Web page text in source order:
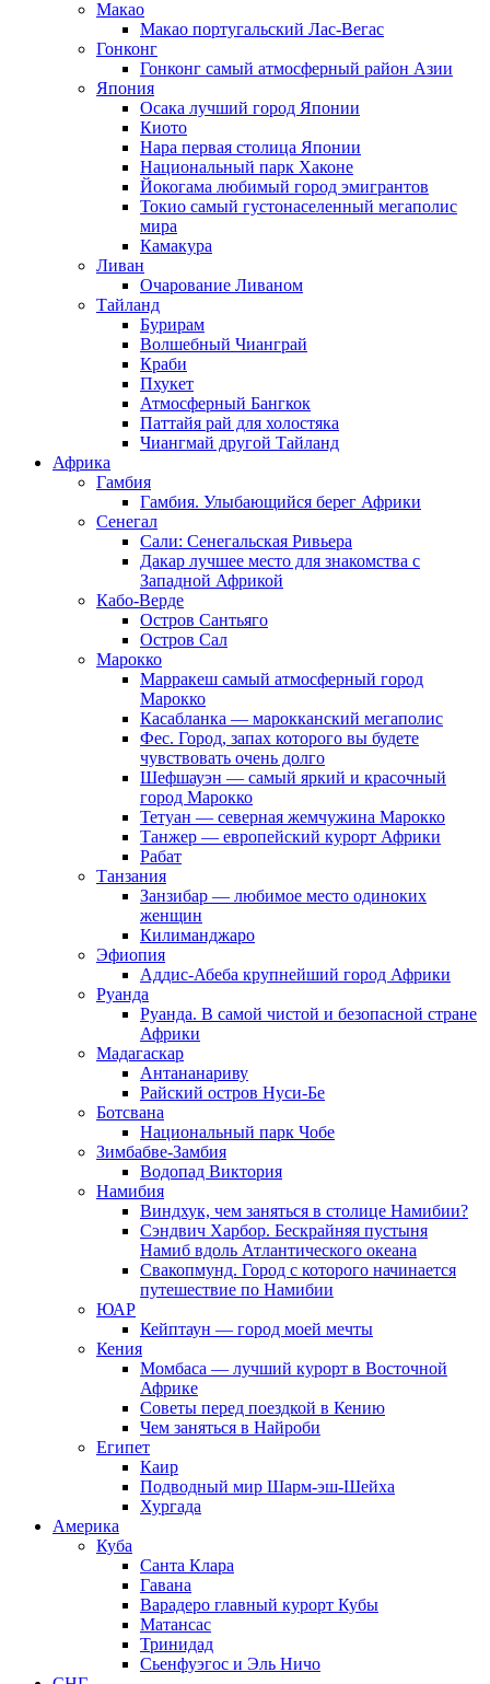
Макао
Макао португальский Лас-Вегас
Гонконг
Гонконг самый атмосферный район Азии
Япония
Осака лучший город Японии
Киото
Нара первая столица Японии
Национальный парк Хаконе
Йокогама любимый город эмигрантов
Токио самый густонаселенный мегаполис
мира
Камакура
Ливан
Очарование Ливаном
Тайланд
Бурирам
Волшебный Чианграй
Краби
Пхукет
Атмосферный Бангкок
Паттайя рай для холостяка
Чиангмай другой Тайланд
Африка
Гамбия
Гамбия. Улыбающийся берег Африки
Сенегал
Сали: Сенегальская Ривьера
Дакар лучшее место для знакомства с
Западной Африкой
Кабо-Верде
Остров Сантьяго
Остров Сал
Марокко
Марракеш самый атмосферный город
Марокко
Касабланка — марокканский мегаполис
Фес. Город, запах которого вы будете
чувствовать очень долго
Шефшауэн — самый яркий и красочный
город Марокко
Тетуан — северная жемчужина Марокко
Танжер — европейский курорт Африки
Рабат
Танзания
Занзибар — любимое место одиноких
женщин
Килиманджаро
Эфиопия
Аддис-Абеба крупнейший город Африки
Руанда
Руанда. В самой чистой и безопасной стране
Африки
Мадагаскар
Антананариву
Райский остров Нуси-Бе
Ботсвана
Национальный парк Чобе
Зимбабве-Замбия
Водопад Виктория
Намибия
Виндхук, чем заняться в столице Намибии?
Сэндвич Харбор. Бескрайняя пустыня
Намиб вдоль Атлантического океана
Свакопмунд. Город с которого начинается
путешествие по Намибии
ЮАР
Кейптаун — город моей мечты
Кения
Момбаса — лучший курорт в Восточной
Африке
Советы перед поездкой в Кению
Чем заняться в Найроби
Египет
Каир
Подводный мир Шарм-эш-Шейха
Хургада
Америка
Куба
Санта Клара
Гавана
Варадеро главный курорт Кубы
Матансас
Тринидад
Сьенфуэгос и Эль Ничо